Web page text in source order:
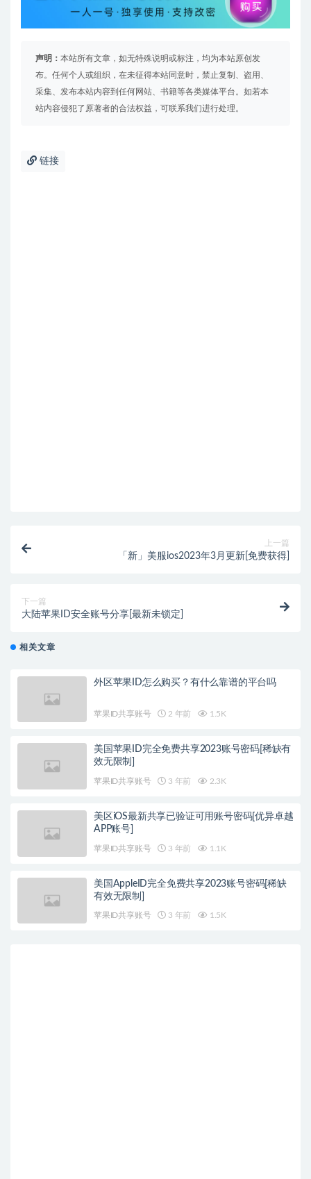
声明： 本站所有文章，如无特殊说明或标注，均为本站原创发
布。任何个人或组织，在未征得本站同意时，禁止复制、盗用、
采集、发布本站内容到任何网站、书籍等各类媒体平台。如若本
站内容侵犯了原著者的合法权益，可联系我们进行处理。
链接
上一篇
「新」美服ios2023年3月更新[免费获得]
下一篇
大陆苹果ID安全账号分享[最新未锁定]
相关文章
外区苹果ID怎么购买？有什么靠谱的平台吗
苹果ID共享账号 2 年前 1.5K
美国苹果ID完全免费共享2023账号密码[稀缺有
效无限制]
苹果ID共享账号 3 年前 2.3K
美区iOS最新共享已验证可用账号密码[优异卓越
APP账号]
苹果ID共享账号 3 年前 1.1K
美国AppleID完全免费共享2023账号密码[稀缺
有效无限制]
苹果ID共享账号 3 年前 1.5K